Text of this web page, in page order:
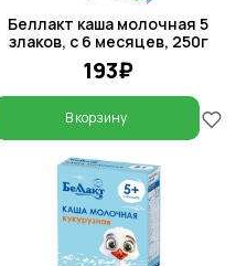
Беллакт каша молочная 5
злаков, с 6 месяцев, 250г
193₽
В корзину